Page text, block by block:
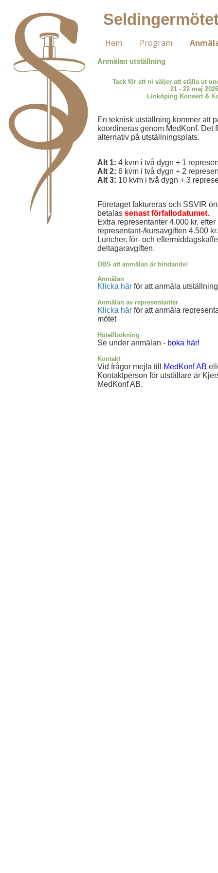
Hem Program
Anmälan utställning
Tack för att ni väljer att ställa ut
21 - 22 maj 2026
Linköping Konsert &
En teknisk utställning kommer att
koordineras genom MedKonf. Det
alternativ på utställningsplats.
Alt 1: 4 kvm i två dygn + 1
Alt 2: 6 kvm i två dygn + 2
Alt 3: 10 kvm i två dygn + 3
Företaget faktureras och SSVIR
betalas senast förfallodatumet.
Extra representanter 4.000 kr, efter
representant-/kursavgiften 4.500 kr.
Luncher, för- och
deltagaravgiften.
OBS att anmälan är bindande!
Anmälan
Klicka här för att anmäla utställning
Anmälan av representanter
Klicka här för att anmäla
mötet
Hotellbokning
Se under anmälan - boka här!
Kontakt
Vid frågor mejla till MedKonf AB
Kontaktperson för utställare är
MedKonf AB.